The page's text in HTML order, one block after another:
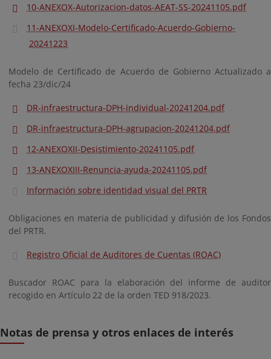
10-ANEXOX-Autorizacion-datos-AEAT-SS-20241105.pdf
11-ANEXOXI-Modelo-Certificado-Acuerdo-Gobierno-
20241223
Modelo de Certificado de Acuerdo de Gobierno Actualizado a
fecha 23/dic/24
DR-infraestructura-DPH-individual-20241204.pdf
DR-infraestructura-DPH-agrupacion-20241204.pdf
12-ANEXOXII-Desistimiento-20241105.pdf
13-ANEXOXIII-Renuncia-ayuda-20241105.pdf
Información sobre identidad visual del PRTR
Obligaciones en materia de publicidad y difusión de los Fondos
del PRTR.
Registro Oficial de Auditores de Cuentas (ROAC)
Buscador ROAC para la elaboración del informe de auditor
recogido en Artículo 22 de la orden TED 918/2023.
Notas de prensa y otros enlaces de interés